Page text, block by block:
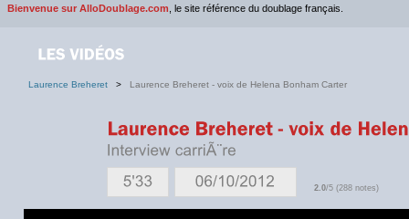
Bienvenue sur AlloDoublage.com , le site référence du doublage français.
Laurence Breheret > Laurence Breheret - voix de Helena Bonham Carter
2.0/5 (288 notes)